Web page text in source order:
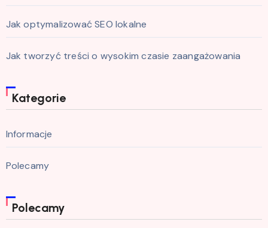
Jak optymalizować SEO lokalne
Jak tworzyć treści o wysokim czasie zaangażowania
Kategorie
Informacje
Polecamy
Polecamy